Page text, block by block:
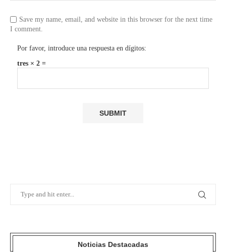
Save my name, email, and website in this browser for the next time
I comment.
Por favor, introduce una respuesta en dígitos:
tres × 2 =
Noticias Destacadas